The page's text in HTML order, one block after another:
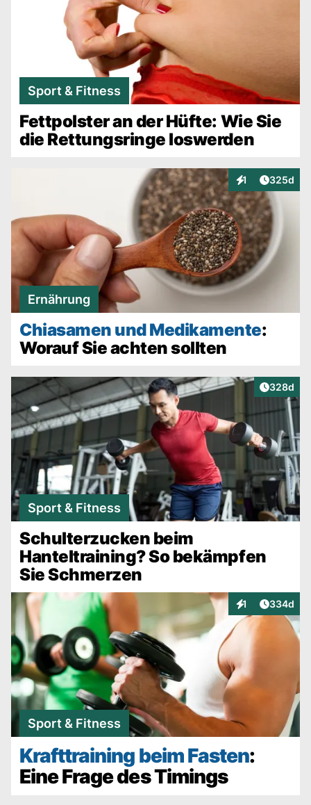
Sport & Fitness
Fettpolster an der Hüfte: Wie Sie
die Rettungsringe loswerden
1
Interaktionen
Artikel
325d
Ernährung
Chiasamen und Medikamente:
Worauf Sie achten sollten
Artikel
328d
Sport & Fitness
Schulterzucken beim
Hanteltraining? So bekämpfen
Sie Schmerzen
1
Interaktionen
Artikel
334d
Sport & Fitness
Krafttraining beim Fasten:
Eine Frage des Timings